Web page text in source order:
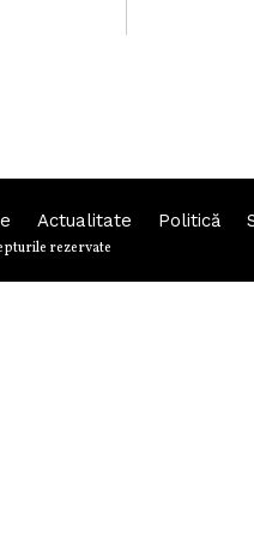
Actualitate Politică
rezervate